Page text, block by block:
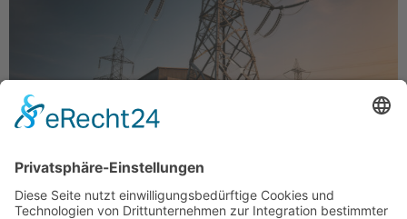
Unverdrossen wollen EU und Bundesregierung das